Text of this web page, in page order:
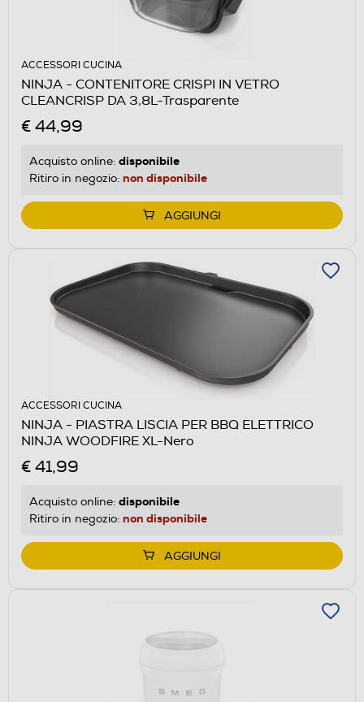
ACCESSORI CUCINA
NINJA - CONTENITORE CRISPI IN VETRO
CLEANCRISP DA 3,8L-Trasparente
€ 44,99
Acquisto online: disponibile
Ritiro in negozio: non disponibile
AGGIUNGI
ACCESSORI CUCINA
NINJA - PIASTRA LISCIA PER BBQ ELETTRICO
NINJA WOODFIRE XL-Nero
€ 41,99
Acquisto online: disponibile
Ritiro in negozio: non disponibile
AGGIUNGI